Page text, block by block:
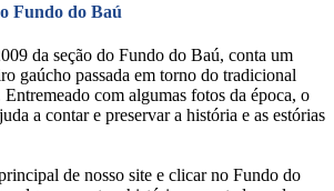
Fundo do Baú
da seção do Fundo do Baú, conta um
gaúcho passada em torno do tradicional
com algumas fotos da época, o
a contar e preservar a história e as estórias
de nosso site e clicar no Fundo do